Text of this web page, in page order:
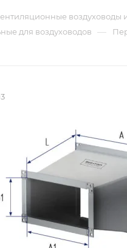
воздуховоды
для воздуховодов —